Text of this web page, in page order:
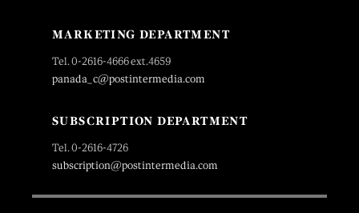
MARKETING DEPARTMENT
Tel. 0-2616-4666 ext.4659
panada_c@postintermedia.com
SUBSCRIPTION DEPARTMENT
Tel. 0-2616-4726
subscription@postintermedia.com